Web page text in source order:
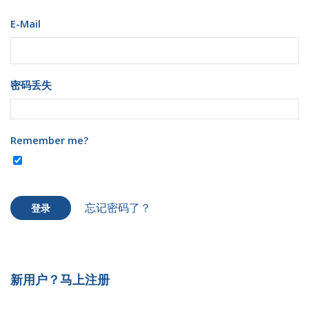
E-Mail
密码丢失
Remember me?
登录 忘记密码了？
新用户？马上注册